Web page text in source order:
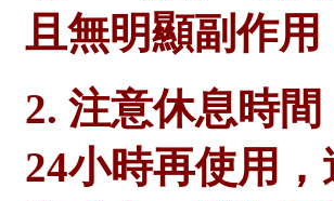
且無明顯副作
2. 注意休息時
24小時再使用